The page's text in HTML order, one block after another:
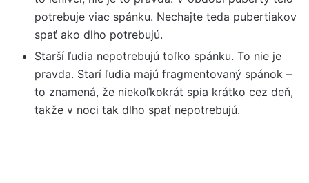
potrebuje viac spánku. Nechajte teda pubertiakov
spať ako dlho potrebujú.
Starší ľudia nepotrebujú toľko spánku. To nie je
pravda. Starí ľudia majú fragmentovaný spánok –
to znamená, že niekoľkokrát spia krátko cez deň,
takže v noci tak dlho spať nepotrebujú.